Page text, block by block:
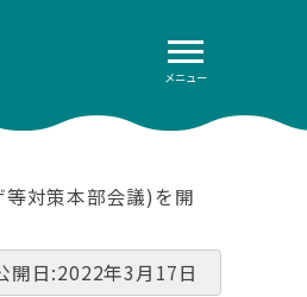
メニュー
対策本部会議)を開
開日:2022年3月17日